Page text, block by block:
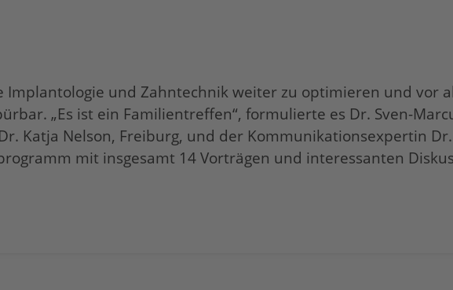
Implantologie und Zahntechnik weiter zu optimieren und vor
„Es ist ein Familientreffen“, formulierte es Dr. Sven-
Katja Nelson, Freiburg, und der Kommunikationsexpertin
mit insgesamt 14 Vorträgen und interessanten